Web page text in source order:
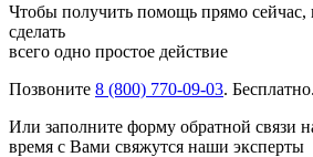
Чтобы получить помощь прямо сейчас,
сделать
всего одно простое действие
Позвоните 8 (800) 770-09-03.
Или заполните форму обратной связи
время с Вами свяжутся наши эксперты